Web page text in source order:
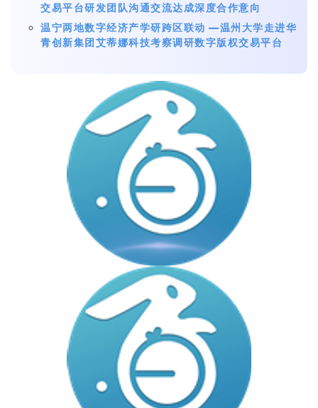
交易平台研发团队沟通交流达成深度合作意向
温宁两地数字经济产学研跨区联动 —温州大学走进华
青创新集团艾蒂娜科技考察调研数字版权交易平台